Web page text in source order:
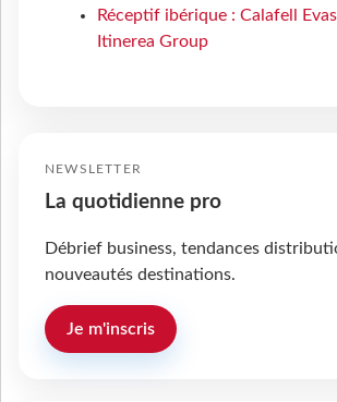
Réceptif ibérique : Calafell
Itinerea Group
NEWSLETTER
La quotidienne pro
Débrief business, tendances
nouveautés destinations.
Je m'inscris